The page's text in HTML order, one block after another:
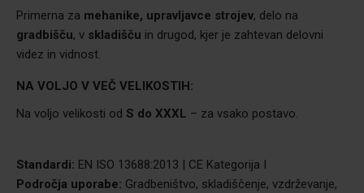
Primerna za mehanike, upravljavce strojev, delo na
gradbišču, v skladišču in drugod, kjer je zahtevan delovni
videz in vidnost.
NA VOLJO V VEČ VELIKOSTIH:
Na voljo velikosti od S do XXXL – za vsako postavo.
Standardi: EN ISO 13688:2013 | CE Kategorija I
Področja uporabe: Gradbeništvo, skladiščenje, vzdrževanje,